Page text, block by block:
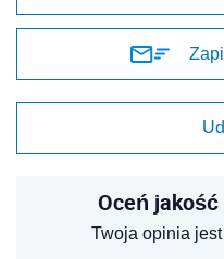
Oceń jakość
Twoja opinia